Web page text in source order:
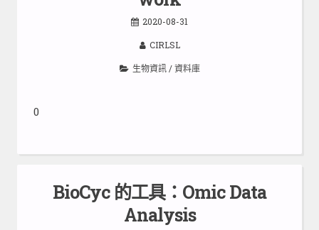
2020-08-31
CIRLSL
生物資訊/資料庫
0
BioCyc 的工具：Omic Data
Analysis